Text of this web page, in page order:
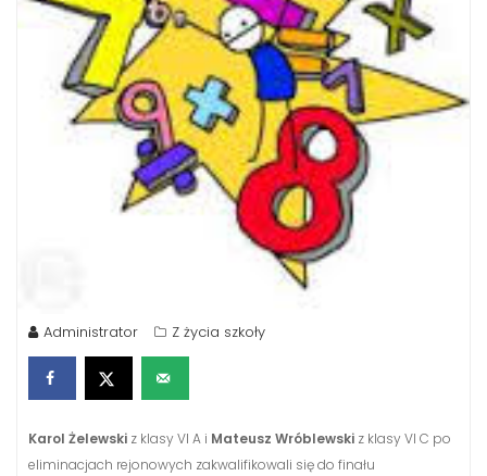
Administrator Z życia szkoły
Karol Żelewski z klasy VI A i Mateusz Wróblewski z klasy VI C po
eliminacjach rejonowych zakwalifikowali się do finału